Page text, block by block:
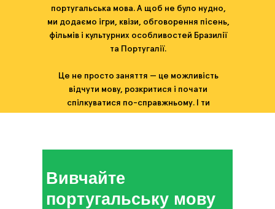
португальська мова. А щоб не було нудно,
ми додаємо ігри, квізи, обговорення пісень,
фільмів і культурних особливостей Бразилії
та Португалії.
Це не просто заняття — це можливість
відчути мову, розкритися і почати
спілкуватися по-справжньому. І ти
Вивчайте
португальську мову